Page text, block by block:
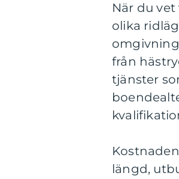
När du
olika
från
tjänster
längd,